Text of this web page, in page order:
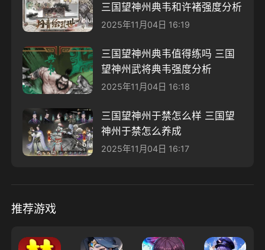
三国望神州典韦和许褚强度分析
2025年11月04日 16:19
三国望神州典韦值得练吗 三国
望神州武将典韦强度分析
2025年11月04日 16:18
三国望神州于禁怎么样 三国望
神州于禁怎么养成
2025年11月04日 16:17
推荐游戏